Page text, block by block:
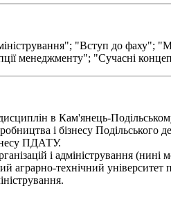
"Вступ до фаху";
менеджменту"; "Сучасні
в Кам'янець-
і бізнесу Подільського
ПДАТУ.
і адміністрування (нині
аграрно-технічний